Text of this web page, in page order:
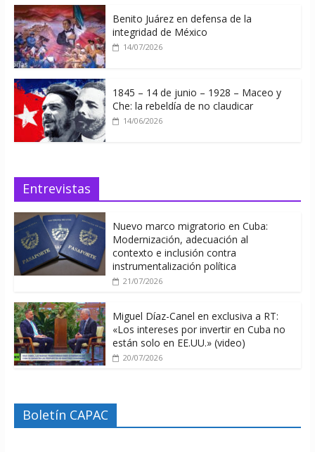
Benito Juárez en defensa de la
integridad de México
14/07/2026
1845 – 14 de junio – 1928 – Maceo y
Che: la rebeldía de no claudicar
14/06/2026
Entrevistas
Nuevo marco migratorio en Cuba:
Modernización, adecuación al
contexto e inclusión contra
instrumentalización política
21/07/2026
Miguel Díaz-Canel en exclusiva a RT:
«Los intereses por invertir en Cuba no
están solo en EE.UU.» (video)
20/07/2026
Boletín CAPAC